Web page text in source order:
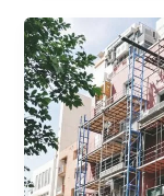
conseguir
la
certificación
energética
en
tu
reforma: